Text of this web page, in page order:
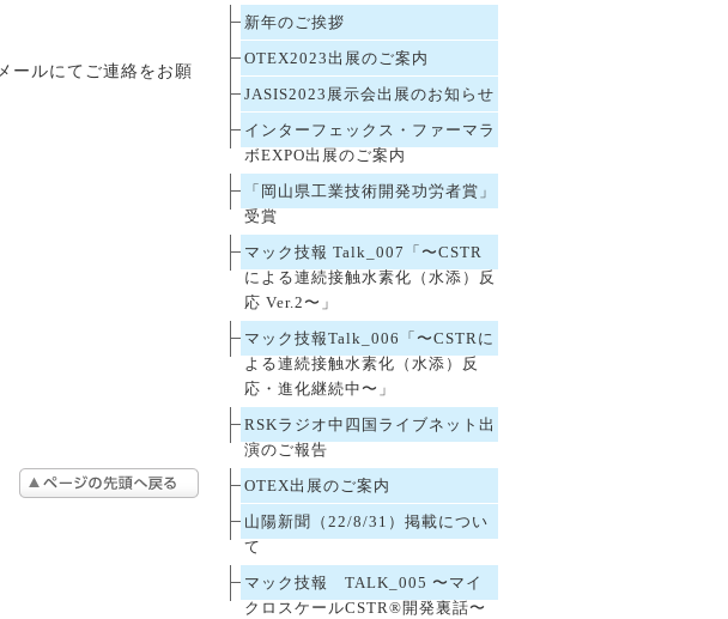
ールにてご連絡をお願
新年のご挨拶
OTEX2023出展のご案内
JASIS2023展示会出展のお知らせ
インターフェックス・ファーマラ
ボEXPO出展のご案内
「岡山県工業技術開発功労者賞」
受賞
マック技報 Talk_007「〜CSTR
による連続接触水素化（水添）反
応 Ver.2〜」
マック技報Talk_006「〜CSTRに
よる連続接触水素化（水添）反
応・進化継続中〜」
RSKラジオ中四国ライブネット出
演のご報告
OTEX出展のご案内
山陽新聞（22/8/31）掲載につい
て
マック技報 TALK_005 〜マイ
クロスケールCSTR®開発裏話〜